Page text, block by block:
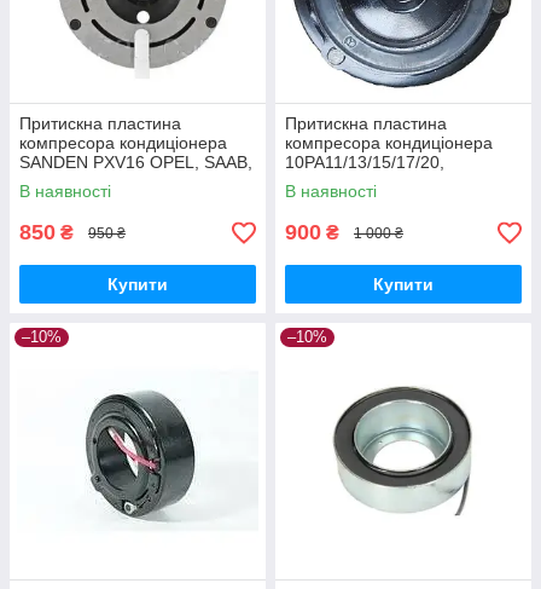
Притискна пластина
компресора кондиціонера
SANDEN PXV16 OPEL, SAAB,
LAND ROVER
В наявності
850 ₴ 950 ₴
Купити
Притискна пластина
компресора кондиціонера
10PA11/13/15/17/20,
7SB/7SBU/6CA17 AUDI,
MERCEDES, VOLKSWAGEN
В наявності
900 ₴ 1 000 ₴
Купити
–10% –10%